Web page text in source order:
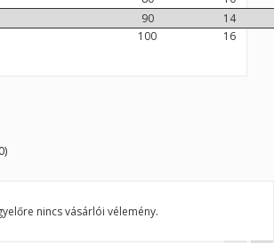
90
14
100 16
nincs vásárlói vélemény.